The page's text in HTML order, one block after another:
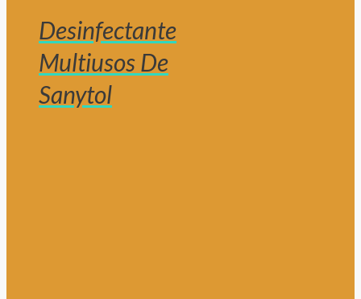
Desinfectante
Multiusos De
Sanytol